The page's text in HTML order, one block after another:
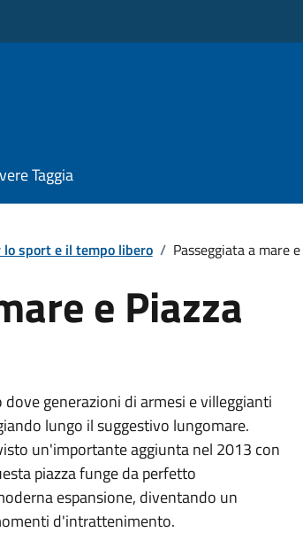
Taggia
lo sport e il tempo libero / Passeggiata a mare
e Piazza
generazioni di armesi e villeggianti
lungo il suggestivo lungomare.
un'importante aggiunta nel 2013 con
piazza funge da perfetto
espansione, diventando un
d'intrattenimento.